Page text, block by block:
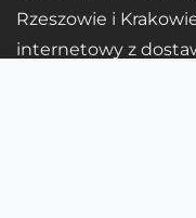
Rzeszowie i
internetowy z